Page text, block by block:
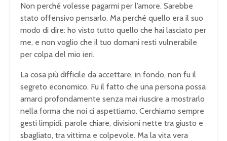
Non perché volesse pagarmi per l’amore. Sarebbe
stato offensivo pensarlo. Ma perché quello era il suo
modo di dire: ho visto tutto quello che hai lasciato per
me, e non voglio che il tuo domani resti vulnerabile
per colpa del mio ieri.
La cosa più difficile da accettare, in fondo, non fu il
segreto economico. Fu il fatto che una persona possa
amarci profondamente senza mai riuscire a mostrarlo
nella forma che noi ci aspettiamo. Cerchiamo sempre
gesti limpidi, parole chiare, divisioni nette tra giusto e
sbagliato, tra vittima e colpevole. Ma la vita vera